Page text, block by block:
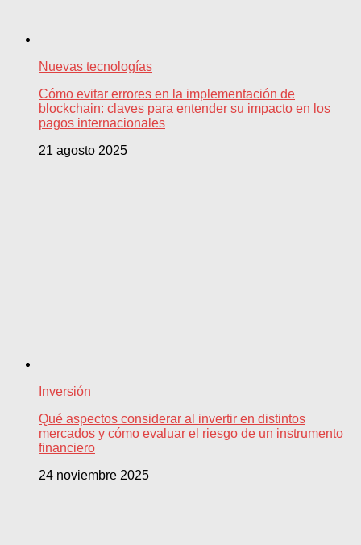
Nuevas tecnologías
Cómo evitar errores en la implementación de
blockchain: claves para entender su impacto en los
pagos internacionales
21 agosto 2025
Inversión
Qué aspectos considerar al invertir en distintos
mercados y cómo evaluar el riesgo de un instrumento
financiero
24 noviembre 2025